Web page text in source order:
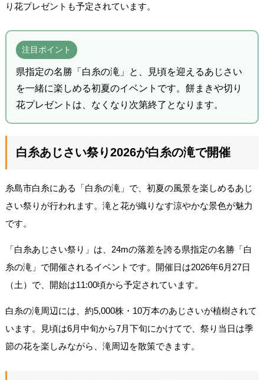
り花プレゼントも予定されています。
注目ポイント
県指定の名勝「白糸の滝」と、見頃を迎えるあじさい
を一緒に楽しめる初夏のイベントです。餅まきや切り
花プレゼントは、なくなり次第終了となります。
白糸あじさい祭り2026が白糸の滝で開催
糸島市白糸にある「白糸の滝」で、初夏の風景を楽しめるあじ
さい祭りが行われます。滝と花が織りなす涼やかな景色が魅力
です。
「白糸あじさい祭り」は、24mの落差を誇る県指定の名勝「白
糸の滝」で開催されるイベントです。開催日は2026年6月27日
（土）で、開始は11:00頃から予定されています。
白糸の滝周辺には、約5,000株・10万本のあじさいが植樹されて
います。見頃は6月中旬から7月下旬にかけてで、祭り当日は季
節の花を楽しみながら、滝周辺を散策できます。